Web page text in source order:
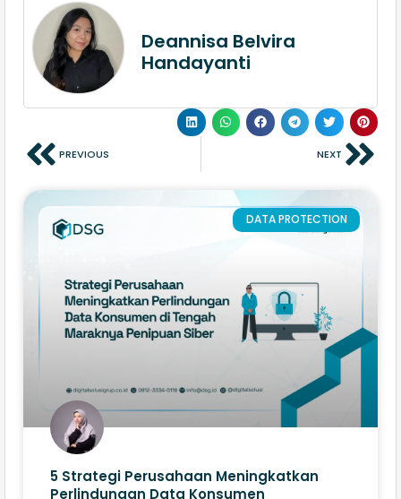
Deannisa Belvira
Handayanti
PREVIOUS NEXT
DATA PROTECTION
5 Strategi Perusahaan Meningkatkan
Perlindungan Data Konsumen